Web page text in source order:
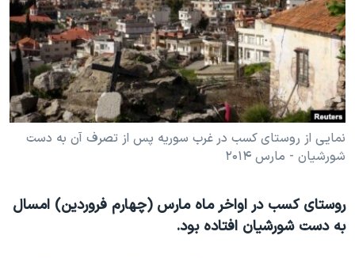
فرهنگ و زندگی
حقوق شهروندی
اقتصادی
علم و فناوری
گالری عکس
مستندها
انتخابات ریاست جمهوری آمریکا ۲۰۲۴
حمله جمهوری اسلامی به اسرائیل
رمز مهسا
اعتراضات زن، زندگی، آزادی
تریبونال مردمی آبان ۹۸
دنبال کنید
زبانهای مختلف
نمایی از روستای کسب در غرب سوریه پس از تصرف آن به دست
شورشیان - مارس ۲۰۱۴
روستای کسب در اواخر ماه مارس (چهارم فروردین) امسال
به دست شورشیان افتاده بود.